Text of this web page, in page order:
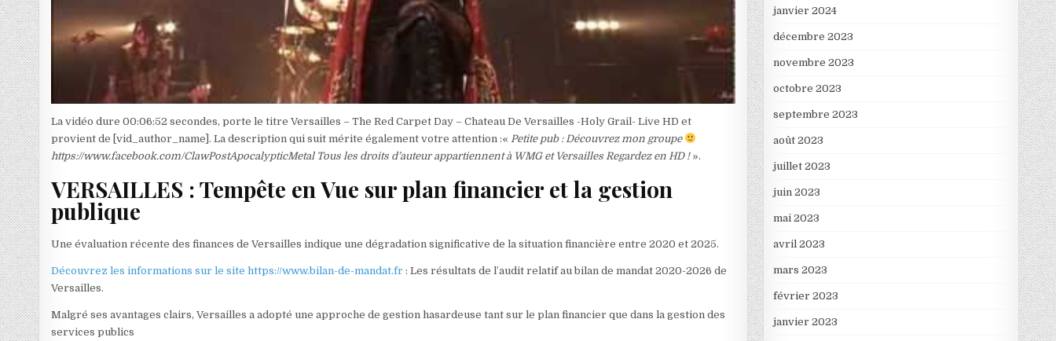
La vidéo dure 00:06:52 secondes, porte le titre Versailles – The Red Carpet Day – Chateau De Versailles -Holy Grail- Live HD et
provient de [vid_author_name]. La description qui suit mérite également votre attention :« Petite pub : Découvrez mon groupe
https://www.facebook.com/ClawPostApocalypticMetal Tous les droits d’auteur appartiennent à WMG et Versailles Regardez en HD ! ».
VERSAILLES : Tempête en Vue sur plan financier et la gestion
publique
Une évaluation récente des finances de Versailles indique une dégradation significative de la situation financière entre 2020 et 2025.
Découvrez les informations sur le site https://www.bilan-de-mandat.fr : Les résultats de l’audit relatif au bilan de mandat 2020-2026 de
Versailles.
Malgré ses avantages clairs, Versailles a adopté une approche de gestion hasardeuse tant sur le plan financier que dans la gestion des
services publics
janvier 2024
décembre 2023
novembre 2023
octobre 2023
septembre 2023
août 2023
juillet 2023
juin 2023
mai 2023
avril 2023
mars 2023
février 2023
janvier 2023